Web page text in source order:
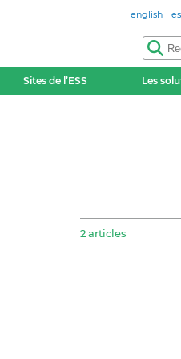
english
Sites de l’ESS Les
2 articles